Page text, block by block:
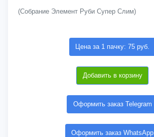
(Собрание Элемент Руби Супер Слим)
Цена за 1 пачку: 75 руб.
Добавить в корзину
Оформить заказ Telegram
Оформить заказ WhatsApp